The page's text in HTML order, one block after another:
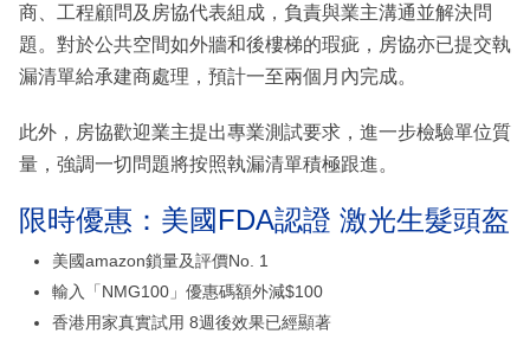
商、工程顧問及房協代表組成，負責與業主溝通並解決問
題。對於公共空間如外牆和後樓梯的瑕疵，房協亦已提交執
漏清單給承建商處理，預計一至兩個月內完成。
此外，房協歡迎業主提出專業測試要求，進一步檢驗單位質
量，強調一切問題將按照執漏清單積極跟進。
限時優惠：美國FDA認證 激光生髮頭盔
美國amazon鎖量及評價No. 1
輸入「NMG100」優惠碼額外減$100
香港用家真實試用 8週後效果已經顯著